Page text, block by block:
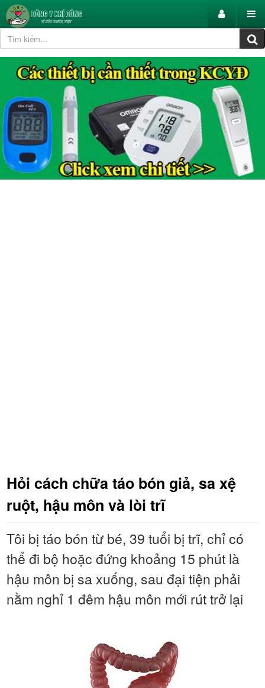
Hỏi cách chữa táo bón giả, sa xệ
ruột, hậu môn và lòi trĩ
Tôi bị táo bón từ bé, 39 tuổi bị trĩ, chỉ có
thể đi bộ hoặc đứng khoảng 15 phút là
hậu môn bị sa xuống, sau đại tiện phải
nằm nghỉ 1 đêm hậu môn mới rút trở lại